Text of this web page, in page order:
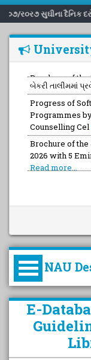
ર૦ર૭ સુઘીના દૈનિક દરો
બેકરી તાલીમમાં
Progress of
Programmes
Counselling Cel
Brochure of
2026 with 5
Read more...
NAU
કુલપતિની
વિહંગાવલોકન
E-